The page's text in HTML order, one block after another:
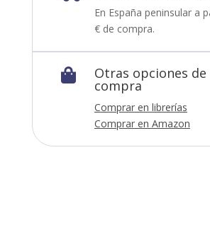
En España peninsular a
€ de compra.
 Otras opciones de
compra
Comprar en librerías
Comprar en Amazon